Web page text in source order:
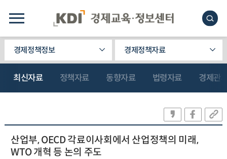
경제정책정보 경제정책자료
최신자료 정책자료 동향자료 법령자료 경제관
산업부, OECD 각료이사회에서 산업정책의 미래,
WTO 개혁 등 논의 주도